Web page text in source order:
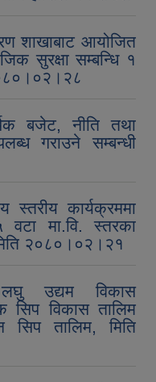
शाखाबाट आयोजित
सुरक्षा सम्बन्धि १
बजेट, नीति तथा
गराउने सम्बन्धी
स्तरीय कार्यक्रममा
वटा मा.वि. स्तरका
२०८०।०२।२१
लघु उद्यम विकास
सिप विकास तालिम
सिप तालिम, मिति